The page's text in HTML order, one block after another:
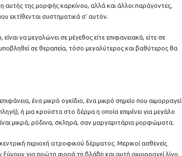
της μορφής καρκίνου, αλλά και άλλοι παράγοντες,
εκτίθενται συστηματικά σ’ αυτόν.
να μεγαλώνει σε μέγεθος είτε επιφανειακά, είτε σε
σε θεραπεία, τόσο μεγαλύτερος και βαθύτερος θα
ένα μικρό ογκίδιο, ένα μικρό σημείο που αιμορραγεί
ή μια κρούστα στο δέρμα η οποία επιμένει για μεγάλο
μικρά, ρόδινα, σκληρά, σαν μαργαριτάρια μορφώματα.
περιοχή ατροφικού δέρματος. Μερικοί ασθενείς
για πρώτη φορά τη βλάβη και αυτή αιμορραγεί λίγο,